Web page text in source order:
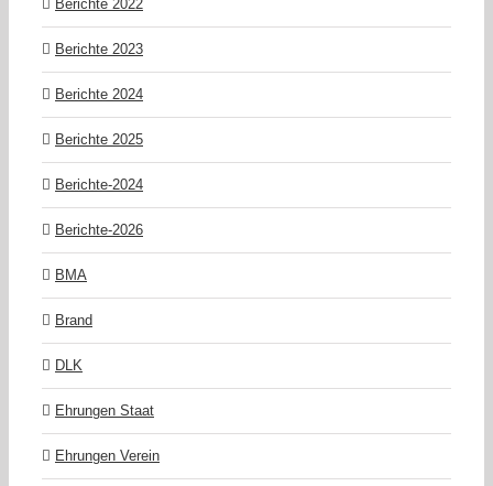
Berichte 2022
Berichte 2023
Berichte 2024
Berichte 2025
Berichte-2024
Berichte-2026
BMA
Brand
DLK
Ehrungen Staat
Ehrungen Verein